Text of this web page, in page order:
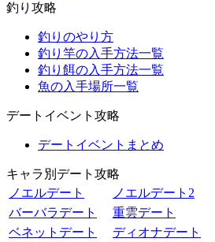
釣り攻略
釣りのやり方
釣り竿の入手方法一覧
釣り餌の入手方法一覧
魚の入手場所一覧
デートイベント攻略
デートイベントまとめ
キャラ別デート攻略
ノエルデート
ノエルデート2
バーバラデート
重雲デート
ベネットデート
ディオナデート